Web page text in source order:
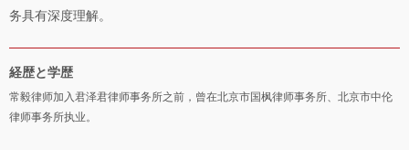
务具有深度理解。
経歴と学歴
常毅律师加入君泽君律师事务所之前，曾在北京市国枫律师事务所、北京市中伦
律师事务所执业。